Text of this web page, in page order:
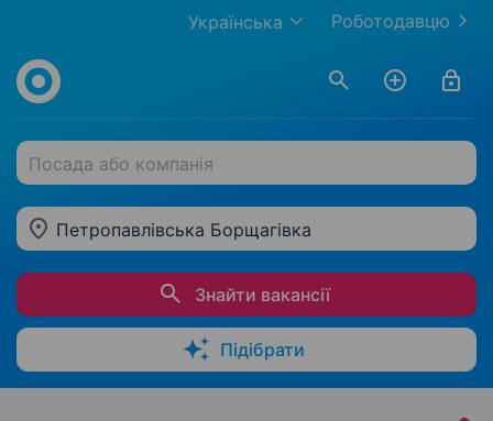
Роботодавцю
Українська
Посада або компанія
Петропавлівська Борщагівка
Знайти вакансії
Підібрати